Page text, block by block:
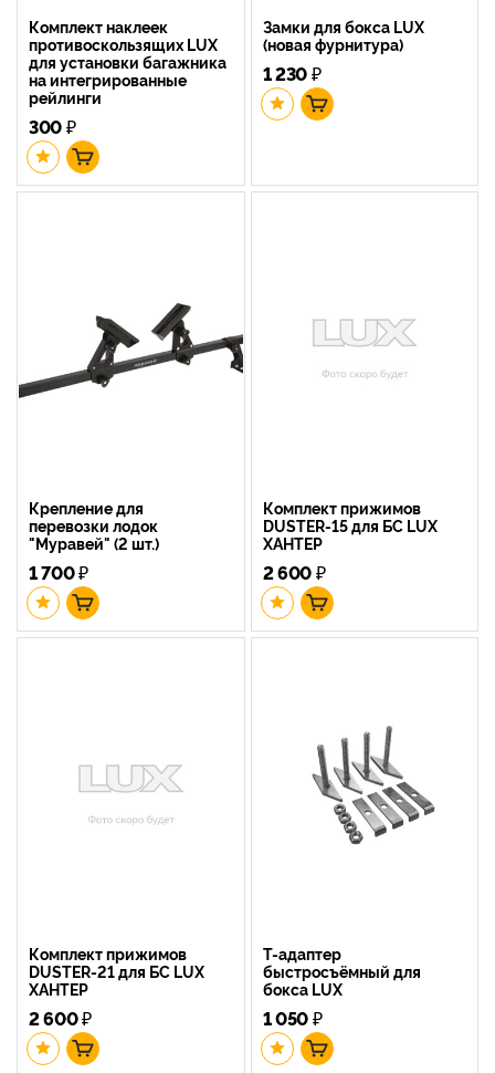
Комплект наклеек
противоскользящих LUX
для установки багажника
на интегрированные
рейлинги
300₽
Замки для бокса LUX
(новая фурнитура)
1 230₽
Крепление для
перевозки лодок
"Муравей" (2 шт.)
1 700₽
Комплект прижимов
DUSTER-15 для БС LUX
ХАНТЕР
2 600₽
Комплект прижимов
DUSTER-21 для БС LUX
ХАНТЕР
2 600₽
Т-адаптер
быстросъёмный для
бокса LUX
1 050₽